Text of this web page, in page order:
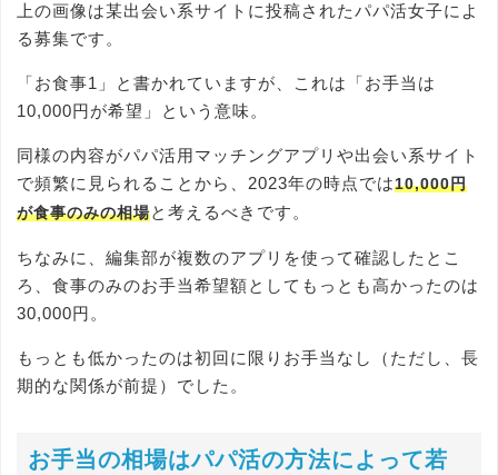
上の画像は某出会い系サイトに投稿されたパパ活女子によ
る募集です。
「お食事1」と書かれていますが、これは「お手当は
10,000円が希望」という意味。
同様の内容がパパ活用マッチングアプリや出会い系サイト
で頻繁に見られることから、2023年の時点では10,000円
が食事のみの相場と考えるべきです。
ちなみに、編集部が複数のアプリを使って確認したとこ
ろ、食事のみのお手当希望額としてもっとも高かったのは
30,000円。
もっとも低かったのは初回に限りお手当なし（ただし、長
期的な関係が前提）でした。
お手当の相場はパパ活の方法によって若